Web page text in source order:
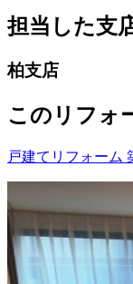
担当した支
柏支店
このリフォ
戸建てリフォーム